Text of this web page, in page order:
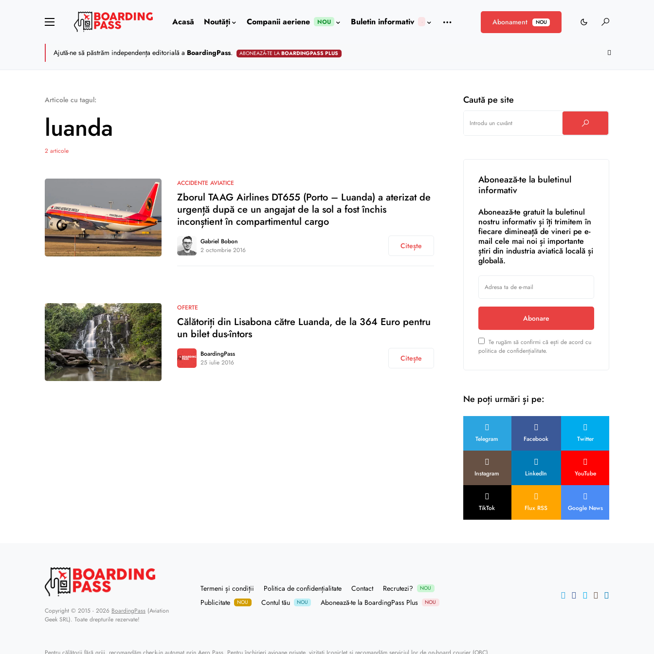
Acasă Noutăți Companii aeriene NOU Buletin informativ Abonament NOU
Ajută-ne să păstrăm independența editorială a BoardingPass. ABONEAZĂ-TE LABOARDINGPASS PLUS
Articole cu tagul:
luanda
2 articole
ACCIDENTE AVIATICE
Zborul TAAG Airlines DT655 (Porto – Luanda) a aterizat de
urgență după ce un angajat de la sol a fost închis
inconștient în compartimentul cargo
Gabriel Bobon
2 octombrie 2016
Citește
OFERTE
Călătoriți din Lisabona către Luanda, de la 364 Euro pentru
un bilet dus-întors
BoardingPass
25 iulie 2016
Citește
Caută pe site
Abonează-te la buletinul
informativ
Abonează-te gratuit la buletinul
nostru informativ și îți trimitem în
fiecare dimineață de vineri pe e-
mail cele mai noi și importante
știri din industria aviatică locală și
globală.
Abonare
Te rugăm să confirmi că ești de acord cu
politica de confidențialitate.
Ne poți urmări și pe:
Telegram Facebook Twitter
Instagram LinkedIn YouTube
TikTok Flux RSS Google News
Copyright © 2015 - 2026 BoardingPass (Aviation
Geek SRL). Toate drepturile rezervate!
Termeni și condiții Politica de confidențialitate Contact Recrutezi? NOU
Publicitate NOU Contul tău NOU Abonează-te la BoardingPass Plus NOU